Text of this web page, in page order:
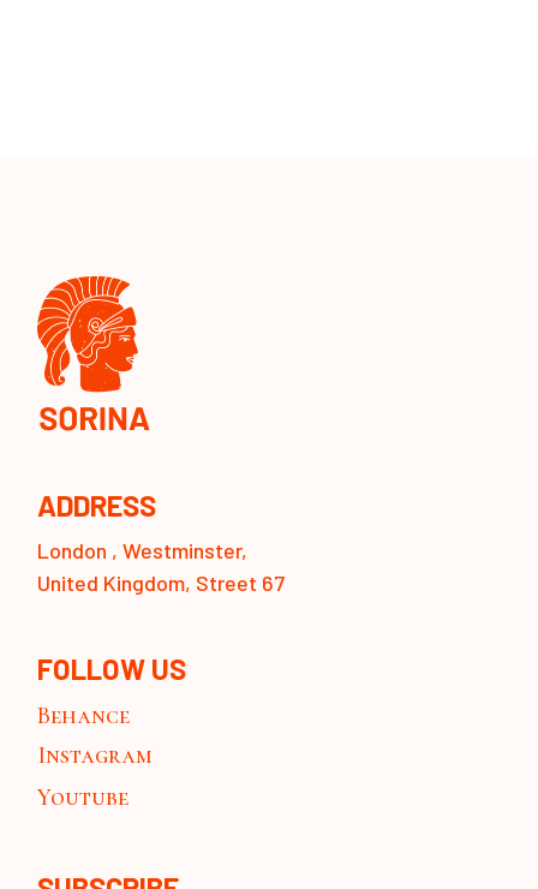
ADDRESS
London , Westminster,
United Kingdom, Street 67
FOLLOW US
Behance
Instagram
Youtube